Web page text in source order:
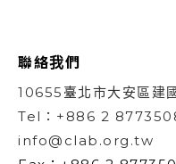
聯絡我們
10655臺北市大安區建
Tel：+886 2
info@clab.org.tw